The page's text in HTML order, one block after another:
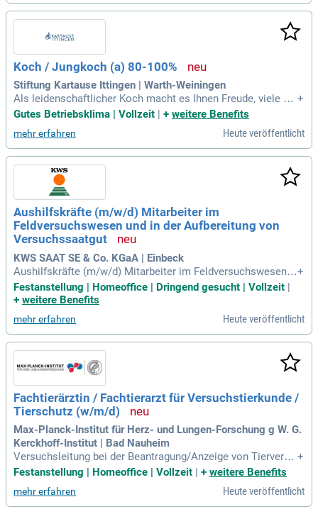
Koch / Jungkoch (a) 80-100%
Stiftung Kartause Ittingen | Warth-Weiningen
Als leidenschaftlicher Koch macht es Ihnen Freude, viele Pr
odukte aus unserer eigenen Produktion – vom Gutsbetrieb,
er Fischzucht – zu verarbeiten und zu integrieren.
+
Gutes Betriebsklima | Vollzeit
+ weitere Benefits
mehr erfahren Heute veröffentlicht
Aushilfskräfte (m/w/d) Mitarbeiter im
Feldversuchswesen und in der Aufbereitung von
Versuchssaatgut
KWS SAAT SE & Co. KGaA | Einbeck
Aushilfskräfte (m/w/d) Mitarbeiter im Feldversuchswesen u
nd in der Aufbereitung von Versuchssaatgut: Für unsere Zuc
htstationen in Einbeck und Wetze suchen wir für den Zeitrau
eldversuchswesen und
+
Festanstellung | Homeoffice | Dringend gesucht | Vollzeit |
+ weitere Benefits
mehr erfahren Heute veröffentlicht
Fachtierärztin / Fachtierarzt für Versuchstierkunde /
Tierschutz (w/m/d)
Max-Planck-Institut für Herz- und Lungen-Forschung g W. G.
Kerckhoff-Institut | Bad Nauheim
Versuchsleitung bei der Beantragung/Anzeige von Tierversu
chsvorhaben; Versuchsbegleitende Beratung; Überwachung
der Einhaltung der gesetzlichen Vorgaben; Kommunikation
mit Behörden; Veterinärmedizinische Betreuung und unterst
+
Festanstellung | Homeoffice | Vollzeit | + weitere Benefits
mehr erfahren Heute veröffentlicht